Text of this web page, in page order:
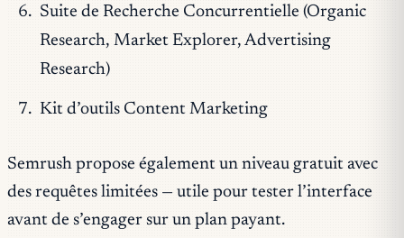
Suite de Recherche Concurrentielle (Organic
Research, Market Explorer, Advertising
Research)
Kit d’outils Content Marketing
Semrush propose également un niveau gratuit avec
des requêtes limitées — utile pour tester l’interface
avant de s’engager sur un plan payant.